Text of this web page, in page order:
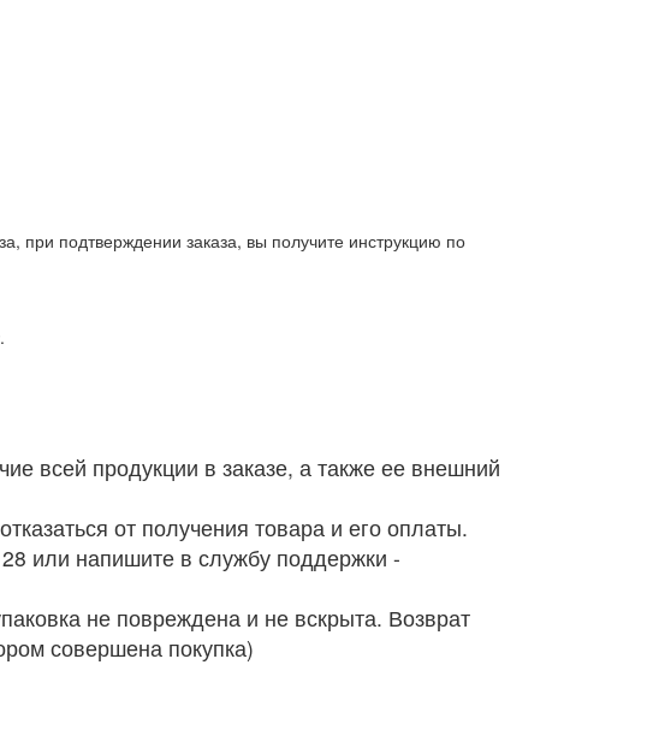
при подтверждении заказа, вы получите инструкцию по
всей продукции в заказе, а также ее внешний
от получения товара и его оплаты.
или напишите в службу поддержки -
не повреждена и не вскрыта. Возврат
совершена покупка)